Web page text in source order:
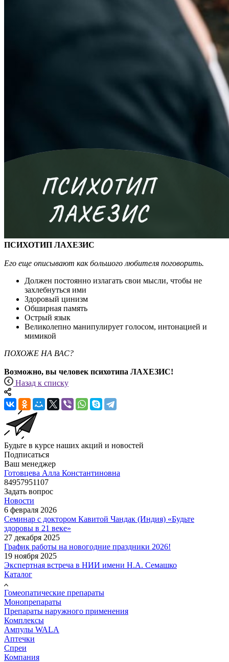
ПСИХОТИП ЛАХЕЗИС
Его еще описывают как большого любителя поговорить.
Должен постоянно излагать свои мысли, чтобы не
захлебнуться ими
Здоровый цинизм
Обширная память
Острый язык
Великолепно манипулирует голосом, интонацией и
мимикой
ПОХОЖЕ НА ВАС?
Возможно, вы человек психотипа ЛАХЕЗИС!
Назад к списку
Будьте в курсе наших акций и новостей
Подписаться
Ваш менеджер
Готовцева Алла Константиновна
84957951107
Задать вопрос
Новости
6 февраля 2026
Семинар с доктором Кавитой Чандак (Индия) «Будьте
здоровы в 21 веке»
27 декабря 2025
График работы на новогодние праздники 2026!
19 ноября 2025
Экспертная встреча в НИИ имени Н.А. Семашко
Каталог
Гомеопатические препараты
Монопрепараты
Препараты наружного применения
Комплексы
Ампулы WALA
Аптечки
Спреи
Компания